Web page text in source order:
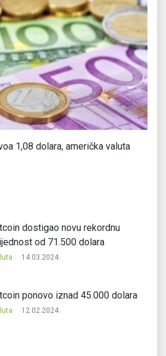
1,08 dolara, američka valuta
dostigao novu rekordnu
od 71.500 dolara
14.03.2024.
ponovo iznad 45.000 dolara
12.02.2024.